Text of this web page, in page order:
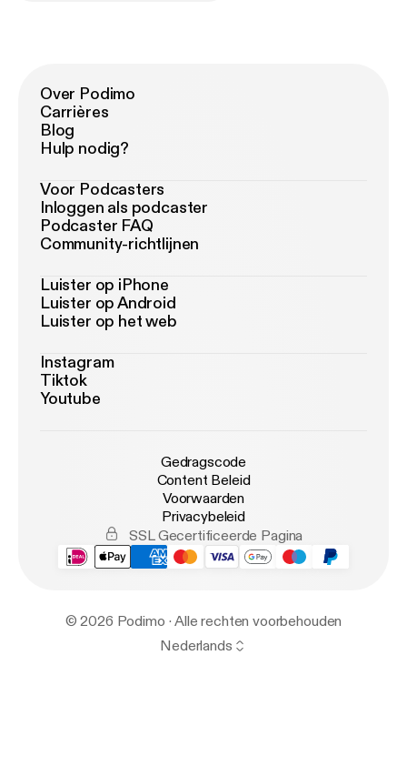
Over Podimo
Carrières
Blog
Hulp nodig?
Voor Podcasters
Inloggen als podcaster
Podcaster FAQ
Community-richtlijnen
Luister op iPhone
Luister op Android
Luister op het web
Instagram
Tiktok
Youtube
Gedragscode
Content Beleid
Voorwaarden
Privacybeleid
SSL Gecertificeerde Pagina
© 2026 Podimo · Alle rechten voorbehouden
Nederlands